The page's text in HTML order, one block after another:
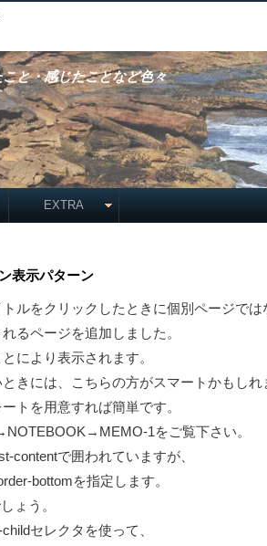
と・感じたことなど色々
EXTRA
表示パターン
ルをクリックしたときに個別ページでは
るページを追加しました。
により表示されます。
きには、こちらの方がスマートかもしれ
トを用意すれば簡単です。
1をご覧下さい。
contentで囲われていますが、
bottomを指定します。
ょう。
セレクタを使って、